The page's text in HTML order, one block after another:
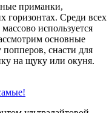
приманки,
горизонтах. Среди всех
используется
основные
снасти для
на щуку или окуня.